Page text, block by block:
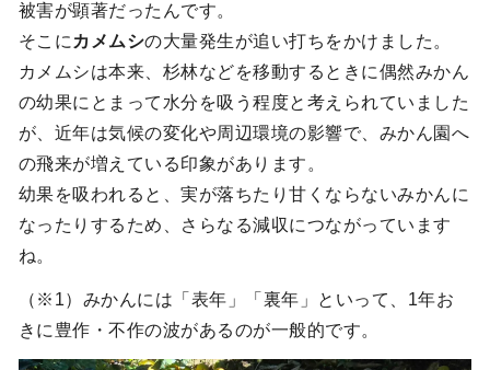
被害が顕著だったんです。
そこに カメムシの大量発生が追い打ちをかけました。
カメムシは本来、杉林などを移動するときに偶然みかん
の幼果にとまって水分を吸う程度と考えられていました
が、近年は気候の変化や周辺環境の影響で、みかん園へ
の飛来が増えている印象があります。
幼果を吸われると、実が落ちたり甘くならないみかんに
なったりするため、さらなる減収につながっています
ね。
（※1）みかんには「表年」「裏年」といって、1年お
きに豊作・不作の波があるのが一般的です。